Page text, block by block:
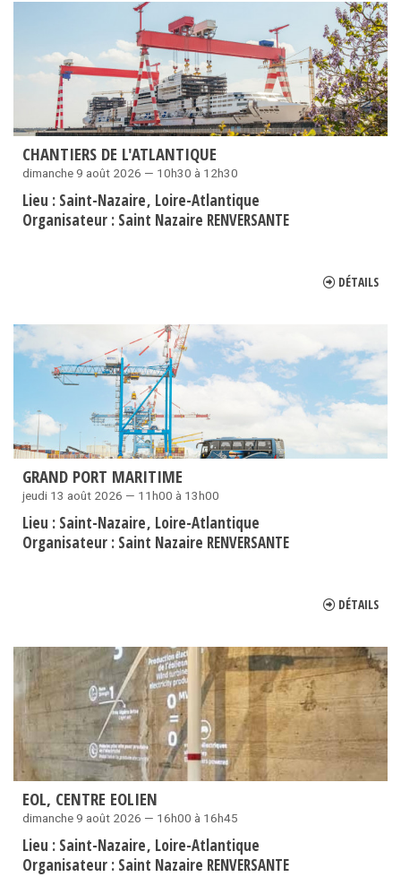
CHANTIERS DE L'ATLANTIQUE
dimanche 9 août 2026 — 10h30 à 12h30
Lieu : Saint-Nazaire Loire-Atlantique
Organisateur : Saint Nazaire RENVERSANTE
DÉTAILS
GRAND PORT MARITIME
jeudi 13 août 2026 — 11h00 à 13h00
Lieu : Saint-Nazaire Loire-Atlantique
Organisateur : Saint Nazaire RENVERSANTE
DÉTAILS
EOL, CENTRE EOLIEN
dimanche 9 août 2026 — 16h00 à 16h45
Lieu : Saint-Nazaire Loire-Atlantique
Organisateur : Saint Nazaire RENVERSANTE